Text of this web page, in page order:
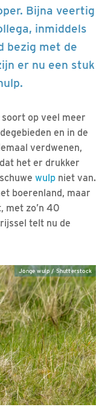
Bijna veertig
inmiddels
bezig met de
er nu een stuk
op veel meer
en in de
verdwenen,
het er drukker
wulp niet van.
boerenland, maar
met zo’n 40
telt nu de
Jonge wulp / Shutterstock